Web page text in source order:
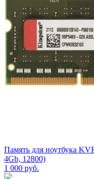
Память для ноутбука
4Gb, 12800)
1 000 руб.